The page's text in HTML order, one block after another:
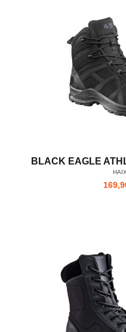
BLACK EAGLE
HAIX